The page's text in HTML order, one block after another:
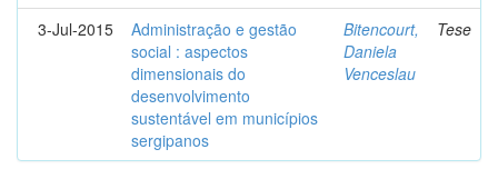
3-Jul-2015
Administração e gestão
social : aspectos
dimensionais do
desenvolvimento
sustentável em municípios
sergipanos
Bitencourt,
Daniela
Venceslau
Tese